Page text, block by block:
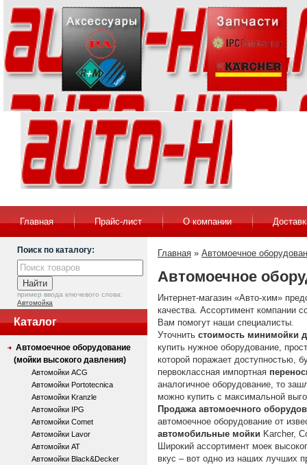
Главная Прайс-лист О компании
Поиск по каталогу:
пример ввода ключевого слова:
Автомойка
Каталог
Автомоечное оборудование
(мойки высокого давления)
Автомойки ACG
Автомойки Portotecnica
Автомойки Kranzle
Автомойки IPG
Автомойки Comet
Автомойки Lavor
Автомойки AT
Автомойки Black&Decker
Главная » Автомоечное
Автомоечное
Интернет-магазин «Авто-хим»
качества. Ассортимент компании
Вам помогут наши специалисты.
Уточнить стоимость минимойки
купить нужное оборудование,
которой поражает доступностью,
первоклассная импортная
аналогичное оборудование, то
можно купить с максимальной
Продажа автомоечного
автомоечное оборудование от
автомобильные мойки Karcher,
Широкий ассортимент моек
вкус – вот одно из наших лучших